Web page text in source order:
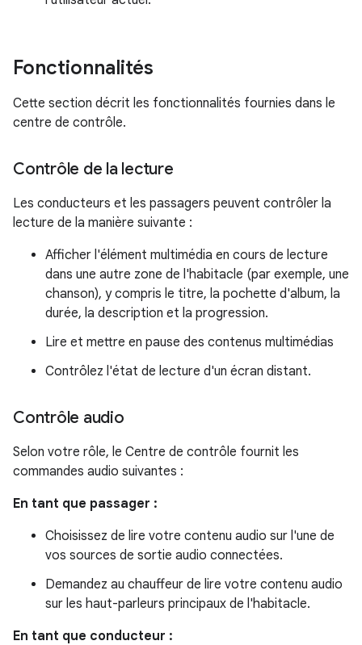
Fonctionnalités
Cette section décrit les fonctionnalités fournies dans le
centre de contrôle.
Contrôle de la lecture
Les conducteurs et les passagers peuvent contrôler la
lecture de la manière suivante :
Afficher l'élément multimédia en cours de lecture
dans une autre zone de l'habitacle (par exemple, une
chanson), y compris le titre, la pochette d'album, la
durée, la description et la progression.
Lire et mettre en pause des contenus multimédias
Contrôlez l'état de lecture d'un écran distant.
Contrôle audio
Selon votre rôle, le Centre de contrôle fournit les
commandes audio suivantes :
En tant que passager :
Choisissez de lire votre contenu audio sur l'une de
vos sources de sortie audio connectées.
Demandez au chauffeur de lire votre contenu audio
sur les haut-parleurs principaux de l'habitacle.
En tant que conducteur :